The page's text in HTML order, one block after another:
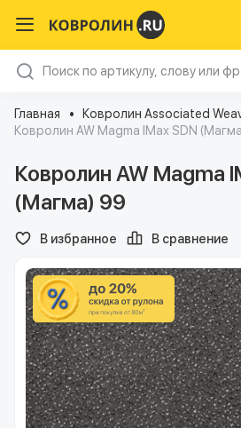
Главная
Ковролин Associated
Ковролин AW Magma IMax SDN
Ковролин AW Magma
(Магма) 99
В избранное В сравнение